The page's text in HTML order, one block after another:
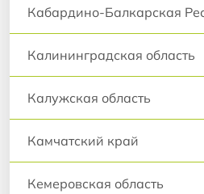
Кабардино-Балкарская
Калининградская область
Калужская область
Камчатский край
Кемеровская область